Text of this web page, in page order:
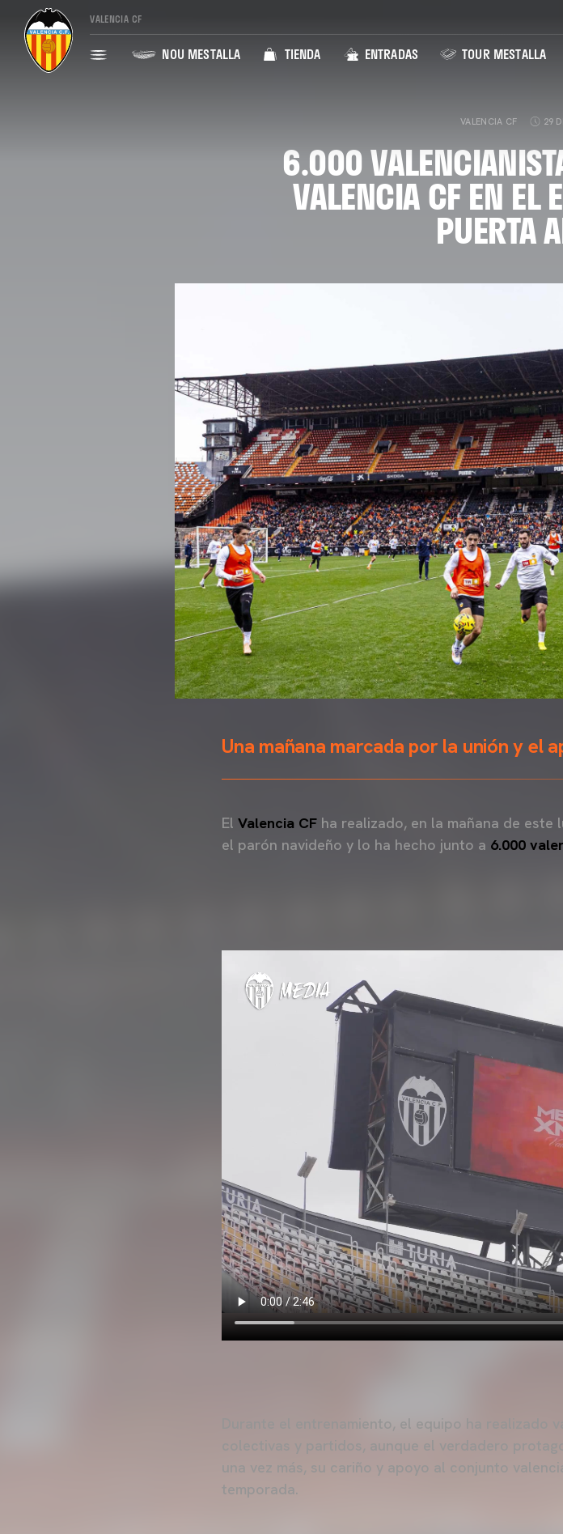
VALENCIA CF
NOU MESTALLA TIENDA ENTRADAS TOUR MESTALLA
VALENCIA CF 29
6.000
VALENCIA CF EN EL
PUERTA
Una mañana marcada por la unión y el
El Valencia CF ha realizado, en la mañana de este
el parón navideño y lo ha hecho junto a 6.000
Durante el entrenamiento, el equipo ha realizado
colectivas y partidos, aunque el verdadero
una vez más, su cariño y apoyo al conjunto
temporada.